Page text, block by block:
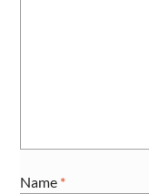
Name *